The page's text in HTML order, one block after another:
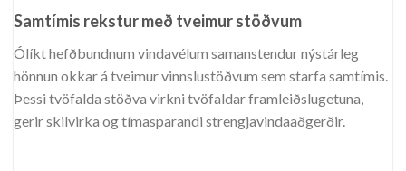
Samtímis rekstur með tveimur stöðvum
Ólíkt hefðbundnum vindavélum samanstendur nýstárleg
hönnun okkar á tveimur vinnslustöðvum sem starfa samtímis.
Þessi tvöfalda stöðva virkni tvöfaldar framleiðslugetuna,
gerir skilvirka og tímasparandi strengjavindaaðgerðir.